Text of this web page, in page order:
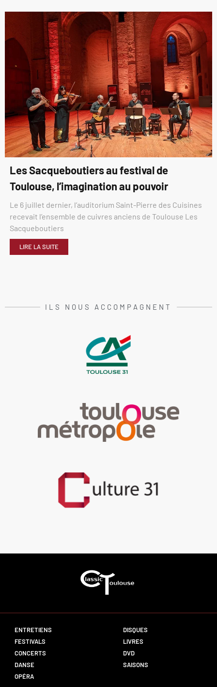
Les Sacqueboutiers au festival de
Toulouse, l’imagination au pouvoir
Le 6 juillet dernier, l’auditorium Saint-Pierre des Cuisines
recevait l’ensemble de cuivres anciens de Toulouse Les
Sacqueboutiers
LIRE LA SUITE
ILS NOUS ACCOMPAGNENT
ENTRETIENS
FESTIVALS
CONCERTS
DANSE
OPÉRA
DISQUES
LIVRES
DVD
SAISONS